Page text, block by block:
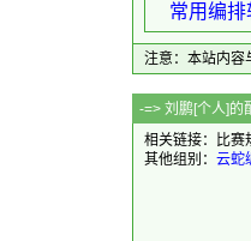
常用编
注意：本站内容
-=> 刘鹏[个
相关链接：
比赛
其他组别： 云蛇